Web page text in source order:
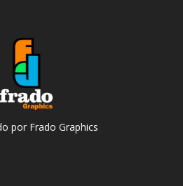
por Frado Graphics